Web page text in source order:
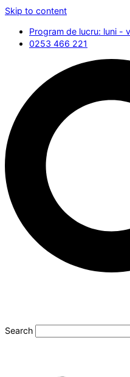
Skip to content
Program de lucru: luni -
0253 466 221
Search